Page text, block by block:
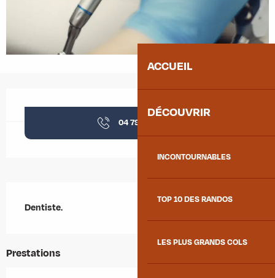
ACCUEIL
DÉCOUVRIR
INCONTOURNABLES
TOP 10 DES RANDOS
LES PLUS GRANDS COLS
04 79 56 23
Dentiste.
Prestations